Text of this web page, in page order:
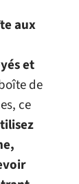
aux
et
de
ce